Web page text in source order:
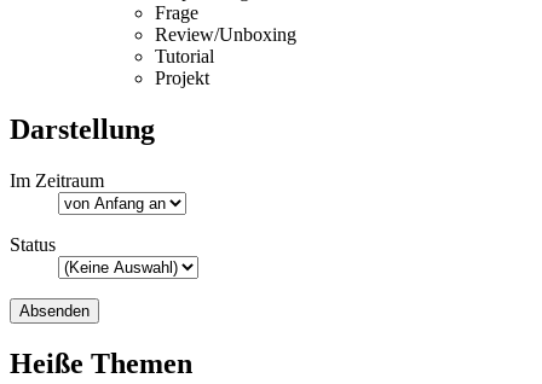
Frage
Review/Unboxing
Tutorial
Projekt
Darstellung
Im Zeitraum
Status
Heiße Themen